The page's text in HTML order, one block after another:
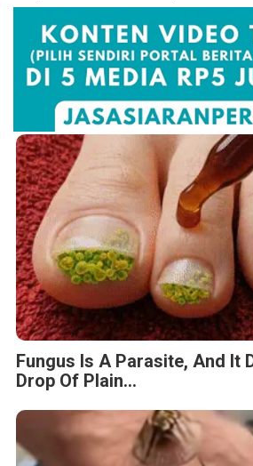
Fungus Is A Parasite, And It
Drop Of Plain...